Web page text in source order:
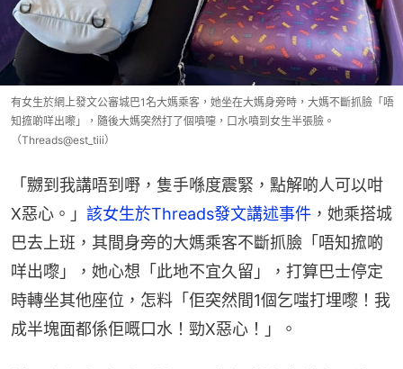
有女生於網上發文公審城巴1名大媽乘客，她坐在大媽身旁時，大媽不斷抓臉「唔
知搲啲咩出嚟」，隨後大媽突然打了個噴嚏，口水噴到女生半張臉。
（Threads@est_tiii）
「嬲到我講唔到嘢，隻手喺度震緊，點解啲人可以咁
X惡心。」 該女生於Threads發文講述事件 ，她乘搭城
巴去上班，其間身旁的大媽乘客不斷抓臉「唔知搲啲
咩出嚟」，她心想「此地不宜久留」，打算巴士停定
時轉坐其他座位，怎料「佢突然間1個乞嗤打埋嚟！我
成半塊面都係佢嘅口水！勁X惡心！」。